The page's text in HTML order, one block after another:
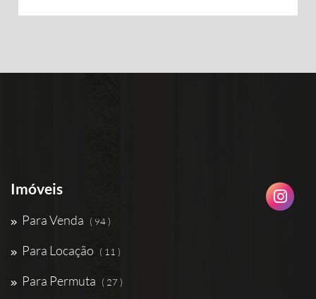
Imóveis
Para Venda ( 94 )
Para Locação ( 11 )
Para Permuta ( 27 )